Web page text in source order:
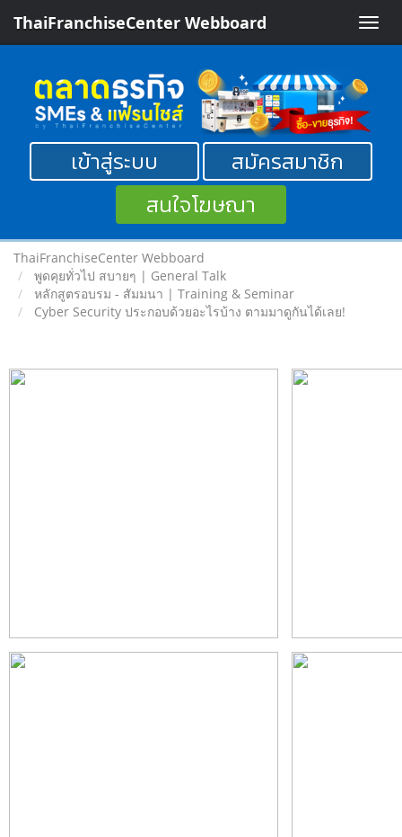
Toggle
ThaiFranchiseCenter Webboard
เข้าสู่ระบบ
สมัครสมาชิก
สนใจโฆษณา
ThaiFranchiseCenter Webboard
พูดคุยทั่วไป สบายๆ | General Talk
หลักสูตรอบรม - สัมมนา | Training & Seminar
Cyber Security ประกอบด้วยอะไรบ้าง ตามมาดูกันได้เลย!